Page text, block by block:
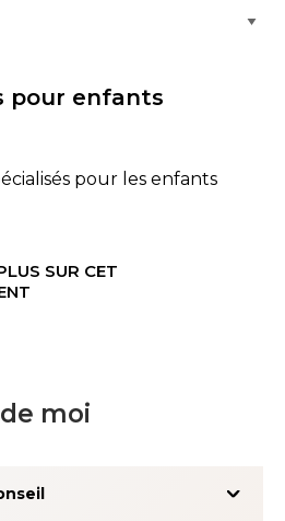
pour enfants
pour les enfants
SUR CET
moi